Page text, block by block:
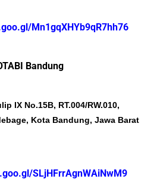
Mn1gqXHYb9qR7hh76
Bandung
IX No.15B, RT.004/RW.010,
Kota Bandung, Jawa Barat
SLjHFrrAgnWAiNwM9